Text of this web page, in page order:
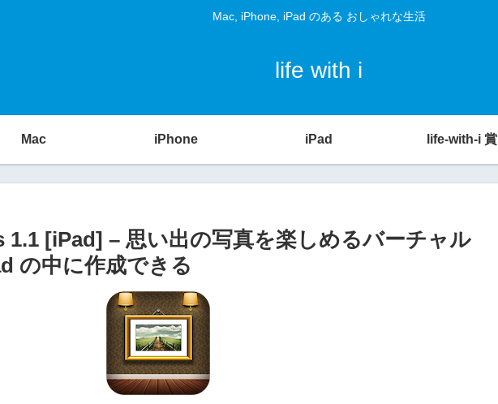
Mac, iPhone, iPad のある おしゃれな生活
life with i
Mac iPhone iPad life-with-i 賞
[iPad] – 思い出の写真を楽しめるバーチャル
の中に作成できる